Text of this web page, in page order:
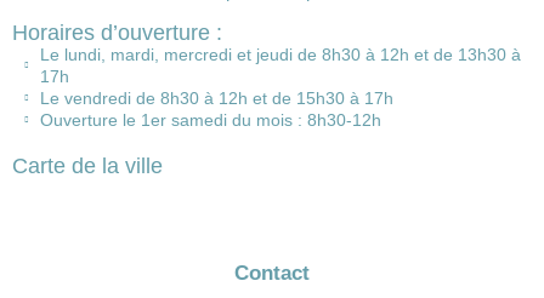
Horaires d’ouverture :
Le lundi, mardi, mercredi et jeudi de 8h30 à 12h et de 13h30 à
17h
Le vendredi de 8h30 à 12h et de 15h30 à 17h
Ouverture le 1er samedi du mois : 8h30-12h
Carte de la ville
Contact